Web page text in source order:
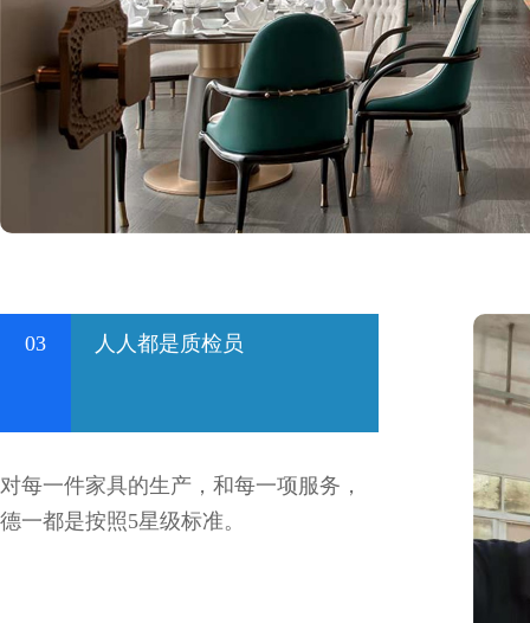
03 人人都是质检员
对每一件家具的生产，和每一项服务，
德一都是按照5星级标准。